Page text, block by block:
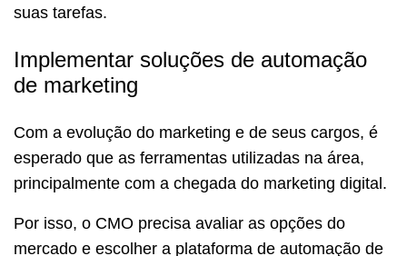
suas tarefas.
Implementar soluções de automação
de marketing
Com a evolução do marketing e de seus cargos, é
esperado que as ferramentas utilizadas na área,
principalmente com a chegada do marketing digital.
Por isso, o CMO precisa avaliar as opções do
mercado e escolher a plataforma de automação de